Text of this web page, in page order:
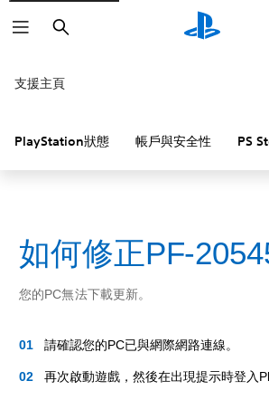
搜
尋
支援主頁
PlayStation狀態 帳戶與安全性 PS
如何修正PF-
您的PC無法下載更新。
請確認您的PC已與網際網路連線。
再次啟動遊戲，然後在出現提示時登入